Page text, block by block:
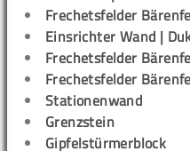
Frechetsfelder
Einsrichter Wand |
Frechetsfelder
Frechetsfelder
Stationenwand
Grenzstein
Gipfelstürmerblock